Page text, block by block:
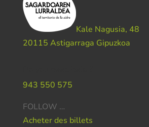
Kale Nagusia, 48
20115 Astigarraga Gipuzkoa
943 550 575
FOLLOW …
Acheter des billets